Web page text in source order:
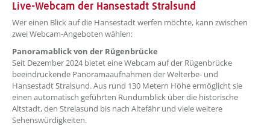
Live-Webcam der Hansestadt Stralsund
??? absaetzeOben[1]/titel ???
Wer einen Blick auf die Hansestadt werfen möchte, kann zwischen
zwei Webcam-Angeboten wählen:
Panoramablick von der Rügenbrücke
Seit Dezember 2024 bietet eine Webcam auf der Rügenbrücke
beeindruckende Panoramaaufnahmen der Welterbe- und
Hansestadt Stralsund. Aus rund 130 Metern Höhe ermöglicht sie
einen automatisch geführten Rundumblick über die historische
Altstadt, den Strelasund bis nach Altefähr und viele weitere
Sehenswürdigkeiten.